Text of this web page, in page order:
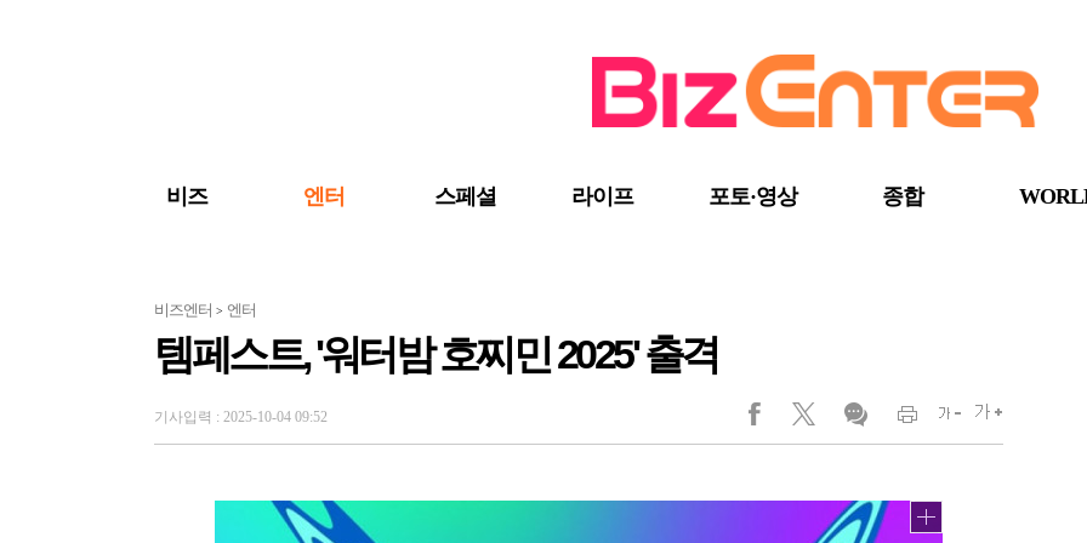
비즈 엔터 스페셜 라이프 포토·영상 종합
비즈엔터 > 엔터
템페스트, '워터밤 호찌민 2025' 출격
기사입력 : 2025-10-04 09:52